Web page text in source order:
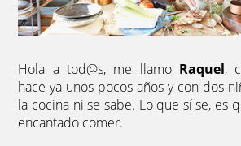
Hola a tod@s, me llamo Raquel,
hace ya unos pocos años y con dos
la cocina ni se sabe. Lo que sí se, es
encantado comer.